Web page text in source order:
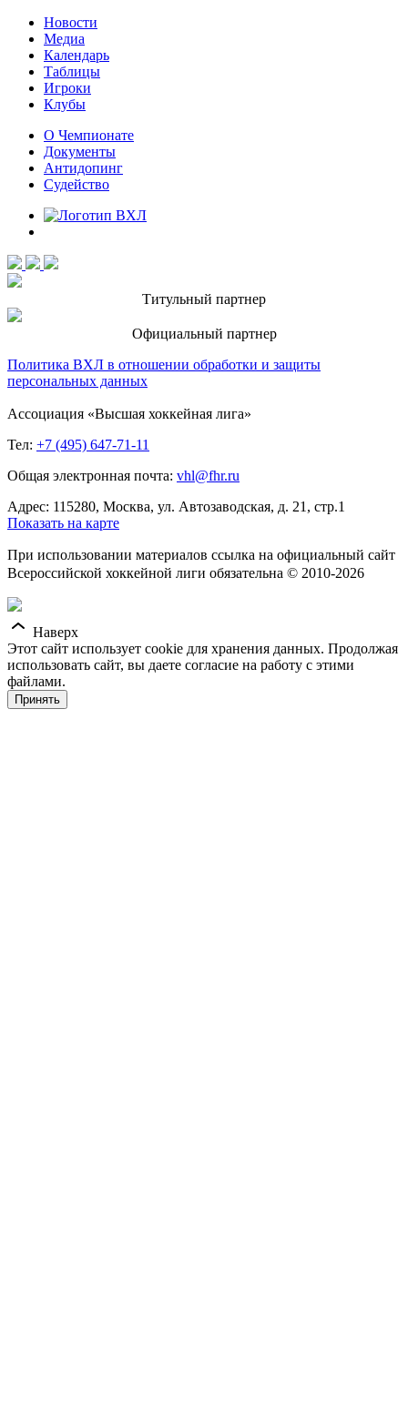
Новости
Медиа
Календарь
Таблицы
Игроки
Клубы
О Чемпионате
Документы
Антидопинг
Судейство
Титульный партнер
Официальный партнер
Политика ВХЛ в отношении обработки и защиты
персональных данных
Ассоциация «Высшая хоккейная лига»
Тел: +7 (495) 647-71-11
Общая электронная почта: vhl@fhr.ru
Адрес: 115280, Москва, ул. Автозаводская, д. 21, стр.1
Показать на карте
При использовании материалов ссылка на официальный сайт
Всероссийской хоккейной лиги обязательна © 2010-2026
Наверх
Этот сайт использует cookie для хранения данных. Продолжая
использовать сайт, вы даете согласие на работу с этими
файлами.
Принять